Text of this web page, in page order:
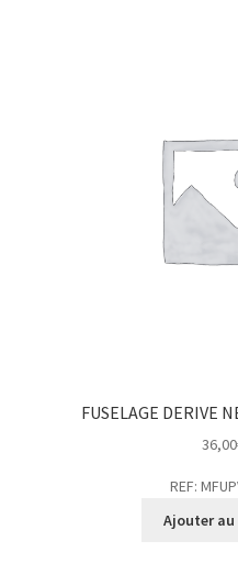
FUSELAGE DERIVE
36,00
REF:
Ajouter